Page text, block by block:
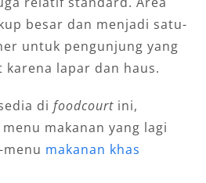
besar dan menjadi satu-
untuk pengunjung yang
lapar dan haus.
di foodcourt ini,
makanan yang lagi
makanan khas